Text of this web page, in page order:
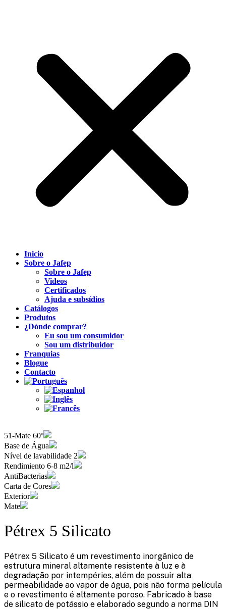
Inicio
Sobre o Jafep
Sobre o Jafep
Videos
Certificados
Ajuda e subsídios
Catálogos
Produtos
¿Dónde comprar?
Eu sou um consumidor
Sou um distribuidor
Franquias
Blogue
Contacto
51-Mate 60º
Base de Água
Nível de lavabilidade 2
Rendimiento 6-8 m2/l
AntiBacterias
Carta de Cores
Exterior
Mate
Pétrex 5 Silicato
Pétrex 5 Silicato é um revestimento inorgânico de
estrutura mineral altamente resistente à luz e à
degradação por intempéries, além de possuir alta
permeabilidade ao vapor de água, pois não forma película
e o revestimento é altamente poroso. Fabricado à base
de silicato de potássio e elaborado segundo a norma DIN